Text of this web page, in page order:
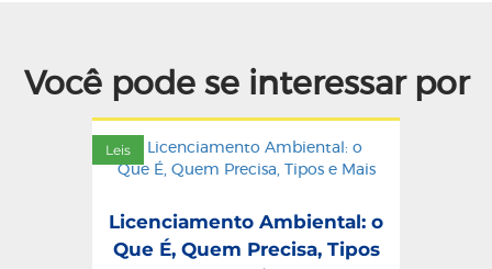
Você pode se interessar por
Leis
Licenciamento Ambiental: o
Que É, Quem Precisa, Tipos